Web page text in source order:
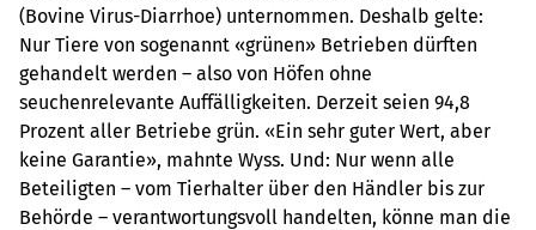
(Bovine Virus-Diarrhoe) unternommen. Deshalb gelte:
Nur Tiere von sogenannt «grünen» Betrieben dürften
gehandelt werden – also von Höfen ohne
seuchenrelevante Auffälligkeiten. Derzeit seien 94,8
Prozent aller Betriebe grün. «Ein sehr guter Wert, aber
keine Garantie», mahnte Wyss. Und: Nur wenn alle
Beteiligten – vom Tierhalter über den Händler bis zur
Behörde – verantwortungsvoll handelten, könne man die